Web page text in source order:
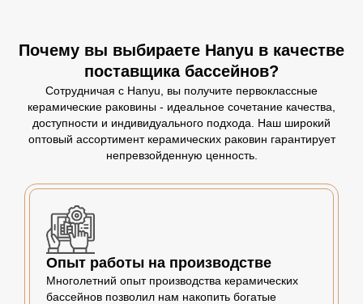
Почему вы выбираете Hanyu в качестве
поставщика бассейнов?
Сотрудничая с Hanyu, вы получите первоклассные
керамические раковины - идеальное сочетание качества,
доступности и индивидуального подхода. Наш широкий
оптовый ассортимент керамических раковин гарантирует
непревзойденную ценность.
Опыт работы на производстве
Многолетний опыт производства керамических
бассейнов позволил нам накопить богатые